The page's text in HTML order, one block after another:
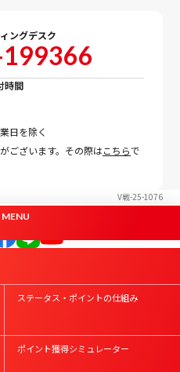
ングデスク
時間
日を除く
ございます。その際はこちらで
V戦-25-1076
MENU
Vitality体験版お申込み
ャルSNS
ステータス・ポイントの仕組み
ポイント獲得シミュレーター